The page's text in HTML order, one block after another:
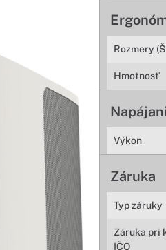
Rozmery
Hmotnosť
Výkon
Záruka
Typ záruky
Záruka pri
IČO